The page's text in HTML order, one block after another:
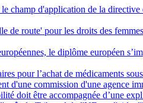
champ d'application de la
de route' pour les droits des
le diplôme européen
pour l’achat de médicaments
d'une commission d'une agence
doit être accompagnée d’une